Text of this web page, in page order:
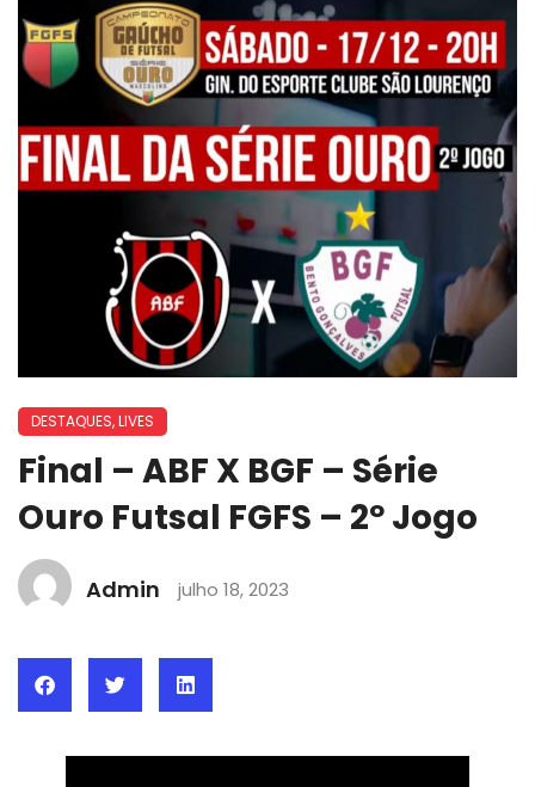
DESTAQUES,LIVES
Final – ABF X BGF – Série
Ouro Futsal FGFS – 2º Jogo
Admin julho 18, 2023